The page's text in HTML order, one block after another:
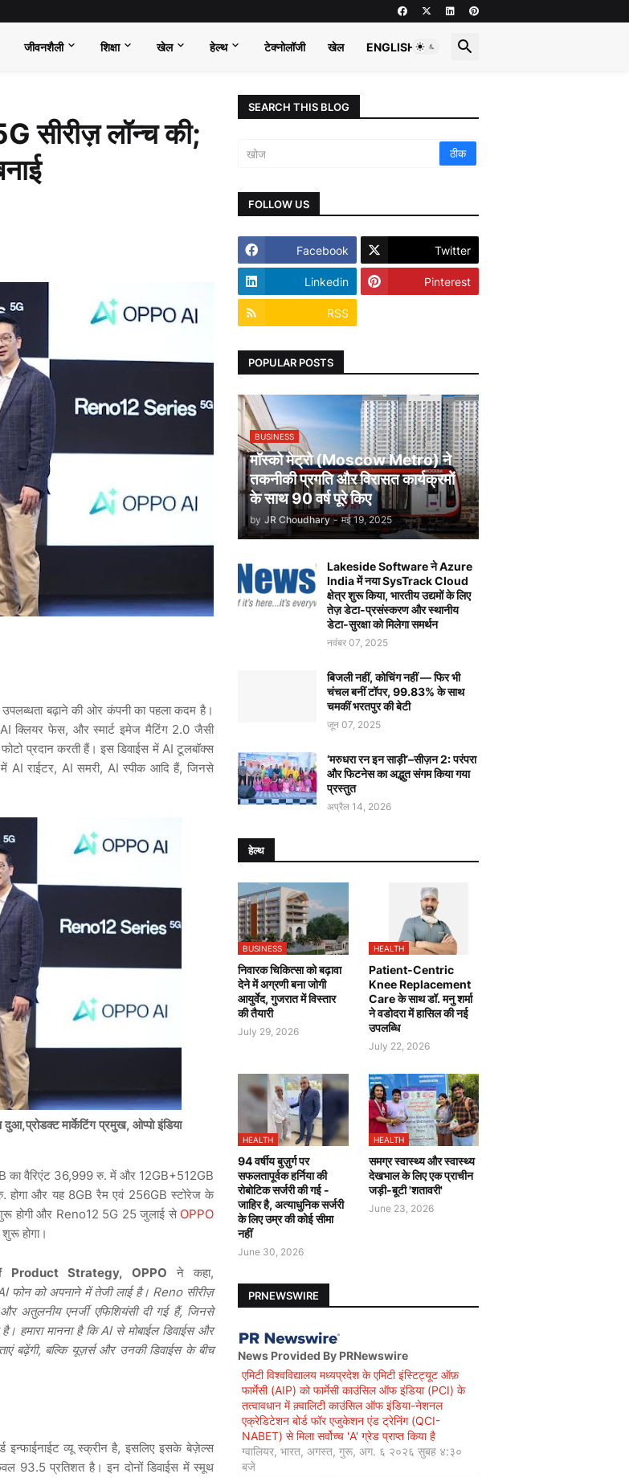
जीवनशैली शिक्षा खेल हेल्थ टेक्नोलॉजी खेल ENGLISH
सीरीज़ लॉन्च की;
बढ़ाने की ओर कंपनी का पहला कदम है।
क्लियर फेस, और स्मार्ट इमेज मैटिंग 2.0 जैसी
प्रदान करती हैं। इस डिवाईस में AI टूलबॉक्स
में AI राईटर, AI समरी, AI स्पीक आदि हैं, जिनसे
मार्केटिंग प्रमुख, ओप्पो इंडिया
का वैरिएंट 36,999 रु. में और 12GB+512GB
होगा और यह 8GB रैम एवं 256GB स्टोरेज के
होगी और Reno12 5G 25 जुलाई से OPPO
होगा।
Strategy, OPPO ने कहा,
फोन को अपनाने में तेजी लाई है। Renoसीरीज़
और अतुलनीय एनर्जी एफिशियंसी दी गई हैं, जिनसे
है। हमारा मानना है कि AI से मोबाईल डिवाईस और
बढ़ेंगी, बल्कि यूज़र्स और उनकी डिवाईस के बीच
इन्फाईनाईट व्यू स्क्रीन है, इसलिए इसके बेज़ेल्स
93.5 प्रतिशत है। इन दोनों डिवाईस में स्मूथ
SEARCH THIS BLOG
FOLLOW US
Facebook Twitter
Linkedin Pinterest
RSS
POPULAR POSTS
BUSINESS
मॉस्को मेट्रो (Moscow Metro) ने
तकनीकी प्रगति और विरासत कार्यक्रमों
के साथ 90 वर्ष पूरे किए
by JR Choudhary - मई 19, 2025
Lakeside Software ने Azure
India में नया SysTrack Cloud
क्षेत्र शुरू किया, भारतीय उद्यमों के लिए
तेज़ डेटा-प्रसंस्करण और स्थानीय
डेटा-सुरक्षा को मिलेगा समर्थन
नवंबर 07, 2025
बिजली नहीं, कोचिंग नहीं — फिर भी
चंचल बनीं टॉपर, 99.83% के साथ
चमकीं भरतपुर की बेटी
जून 07, 2025
‘मरुधरा रन इन साड़ी’–सीज़न 2: परंपरा
और फिटनेस का अद्भुत संगम किया गया
प्रस्तुत
अप्रैल 14, 2026
हेल्थ
BUSINESS
निवारक चिकित्सा को बढ़ावा
देने में अग्रणी बना जोगी
आयुर्वेद, गुजरात में विस्तार
की तैयारी
July 29, 2026
HEALTH
Patient-Centric
Knee Replacement
Care के साथ डॉ. मनु शर्मा
ने वडोदरा में हासिल की नई
उपलब्धि
July 22, 2026
HEALTH
94 वर्षीय बुज़ुर्ग पर
सफलतापूर्वक हर्निया की
रोबोटिक सर्जरी की गई -
जाहिर है, अत्याधुनिक सर्जरी
के लिए उम्र की कोई सीमा
नहीं
June 30, 2026
HEALTH
समग्र स्वास्थ्य और स्वास्थ्य
देखभाल के लिए एक प्राचीन
जड़ी-बूटी 'शतावरी'
June 23, 2026
PRNEWSWIRE
News Provided By PRNewswire
एमिटी विश्वविद्यालय मध्यप्रदेश के एमिटी इंस्टिट्यूट ऑफ़
फार्मेसी (AIP) को फार्मेसी काउंसिल ऑफ इंडिया (PCI) के
तत्वावधान में क़्वालिटी काउंसिल ऑफ इंडिया-नेशनल
एक्रेडिटेशन बोर्ड फॉर एजुकेशन एंड ट्रेनिंग (QCI-
NABET) से मिला सर्वोच्च 'A' ग्रेड प्राप्त किया है
ग्वालियर, भारत, अगस्त, गुरू, अग. ६ २०२६ सुबह ४:३०
बजे